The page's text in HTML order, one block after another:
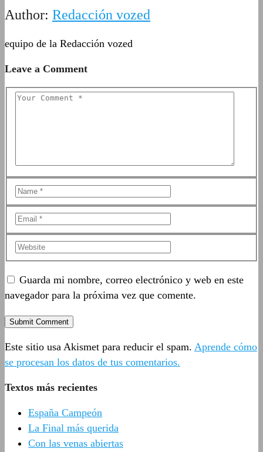
Author: Redacción vozed
equipo de la Redacción vozed
Leave a Comment
Guarda mi nombre, correo electrónico y web en este
navegador para la próxima vez que comente.
Este sitio usa Akismet para reducir el spam. Aprende cómo
se procesan los datos de tus comentarios.
Textos más recientes
España Campeón
La Final más querida
Con las venas abiertas